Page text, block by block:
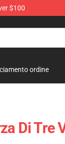
$100
ordine
Di Tre